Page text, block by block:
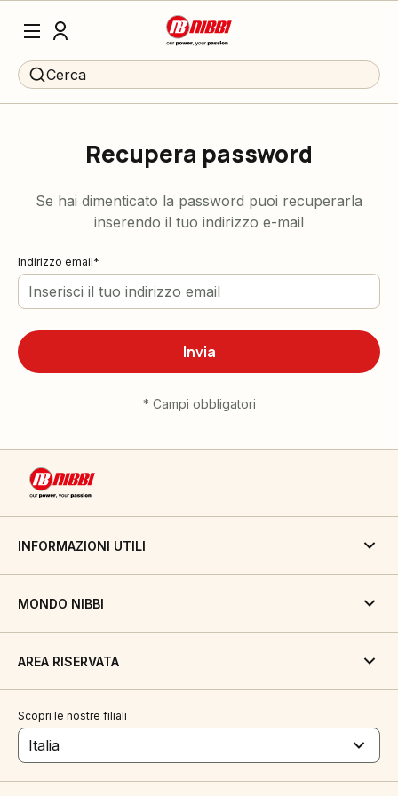
Cerca
Recupera password
Se hai dimenticato la password puoi recuperarla
inserendo il tuo indirizzo e-mail
Indirizzo email
Invia
* Campi obbligatori
INFORMAZIONI UTILI
MONDO NIBBI
AREA RISERVATA
Scopri le nostre filiali
Italia